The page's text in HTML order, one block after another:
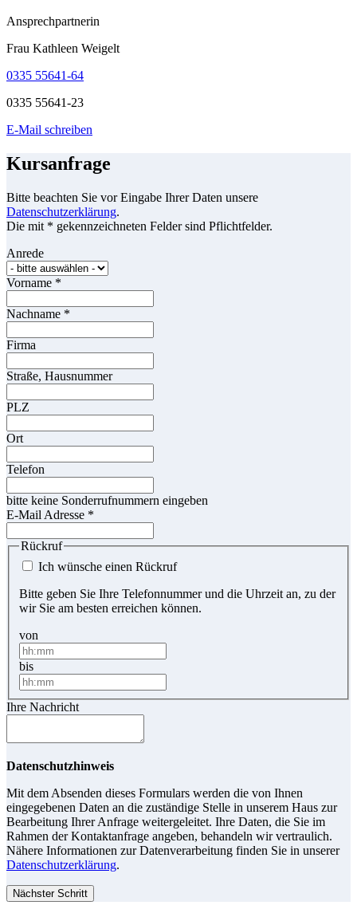
Ansprechpartnerin
Frau Kathleen Weigelt
0335 55641-64
0335 55641-23
E-Mail schreiben
Kursanfrage
Bitte beachten Sie vor Eingabe Ihrer Daten unsere
Datenschutzerklärung.
Die mit * gekennzeichneten Felder sind Pflichtfelder.
Anrede
Vorname *
Nachname *
Firma
Straße, Hausnummer
PLZ
Ort
Telefon
bitte keine Sonderrufnummern eingeben
E-Mail Adresse *
Rückruf
Ich wünsche einen Rückruf
Bitte geben Sie Ihre Telefonnummer und die Uhrzeit an, zu der
wir Sie am besten erreichen können.
von
bis
Ihre Nachricht
Datenschutzhinweis
Mit dem Absenden dieses Formulars werden die von Ihnen
eingegebenen Daten an die zuständige Stelle in unserem Haus zur
Bearbeitung Ihrer Anfrage weitergeleitet. Ihre Daten, die Sie im
Rahmen der Kontaktanfrage angeben, behandeln wir vertraulich.
Nähere Informationen zur Datenverarbeitung finden Sie in unserer
Datenschutzerklärung.
Nächster Schritt